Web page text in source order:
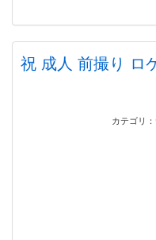
祝 成人 前撮り ロ
カテゴリ：